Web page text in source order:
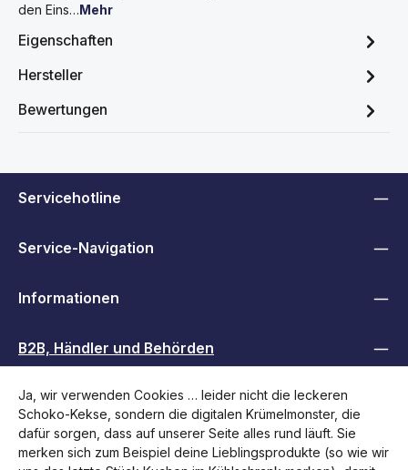
den Eins…Mehr
Eigenschaften
Hersteller
Bewertungen
Servicehotline
Service-Navigation
Informationen
B2B, Händler und Behörden
Folge uns
Ja, wir verwenden Cookies … leider nicht die leckeren
Schoko-Kekse, sondern die digitalen Krümelmonster, die
dafür sorgen, dass auf unserer Seite alles rund läuft. Sie
merken sich zum Beispiel deine Lieblingsprodukte (so wie wir